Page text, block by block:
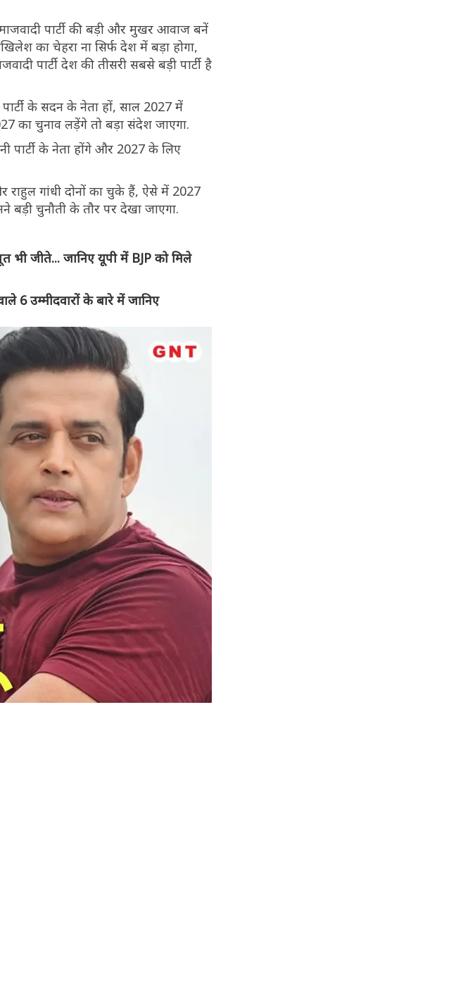
पार्टी की बड़ी और मुखर आवाज बनें
का चेहरा ना सिर्फ देश में बड़ा होगा,
पार्टी देश की तीसरी सबसे बड़ी पार्टी है
के सदन के नेता हों, साल 2027 में
का चुनाव लड़ेंगे तो बड़ा संदेश जाएगा.
के नेता होंगे और 2027 के लिए
गांधी दोनों का चुके हैं, ऐसे में 2027
बड़ी चुनौती के तौर पर देखा जाएगा.
भी जीते... जानिए यूपी में BJP को मिले
6 उम्मीदवारों के बारे में जानिए